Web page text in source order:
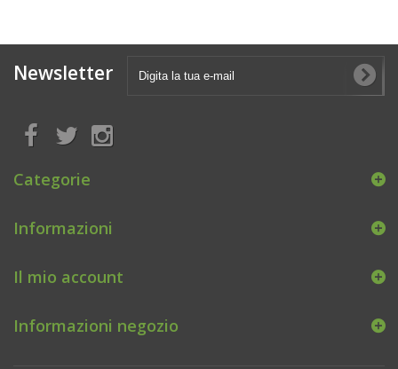
Newsletter
Categorie
Informazioni
Il mio account
Informazioni negozio